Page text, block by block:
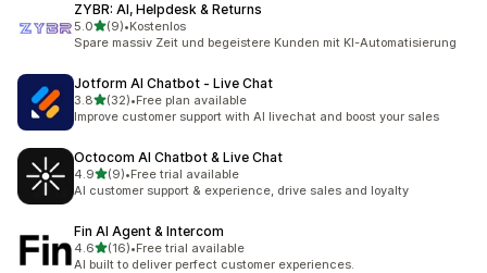
ZYBR: AI, Helpdesk & Returns
5.0滿分 5 顆星
(9)
共有 9 則評價
•Kostenlos
Spare massiv Zeit und begeistere Kunden mit KI-Automatisierung
Jotform AI Chatbot ‑ Live Chat
3.8滿分 5 顆星
(32)
共有 32 則評價
•Free plan available
Improve customer support with AI livechat and boost your sales
Octocom AI Chatbot & Live Chat
4.9滿分 5 顆星
(9)
共有 9 則評價
•Free trial available
AI customer support & experience, drive sales and loyalty
Fin AI Agent & Intercom
4.6滿分 5 顆星
(16)
共有 16 則評價
•Free trial available
AI built to deliver perfect customer experiences.